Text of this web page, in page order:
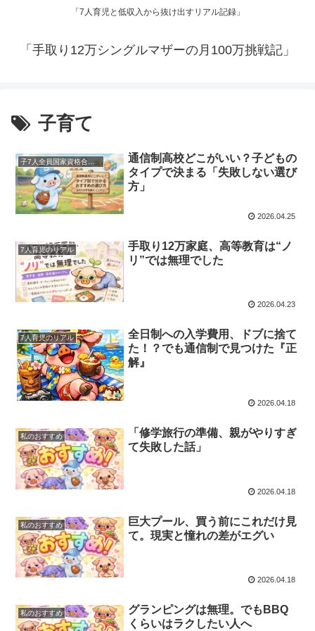
「7人育児と低収入から抜け出すリアル記録」
「手取り12万シングルマザーの月100万挑戦記」
子育て
子7人全員国家資格合格までのあれこれ
通信制高校どこがいい？子どもの
タイプで決まる「失敗しない選び
方」
2026.04.25
7人育児のリアル
手取り12万家庭、高等教育は“ノ
リ”では無理でした
2026.04.23
7人育児のリアル
全日制への入学費用、ドブに捨て
た！？でも通信制で見つけた『正
解』
2026.04.18
私のおすすめ
「修学旅行の準備、親がやりすぎ
て失敗した話」
2026.04.18
私のおすすめ
巨大プール、買う前にこれだけ見
て。現実と憧れの差がエグい
2026.04.18
私のおすすめ
グランピングは無理。でもBBQ
くらいはラクしたい人へ